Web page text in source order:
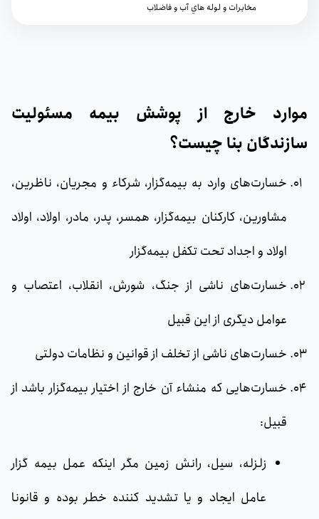
مخابرات و لوله هاي آب و فاضلاب
موارد خارج از پوشش بیمه مسئولیت
سازندگان بنا چیست؟
خسارت‌های وارد به بیمه‌گزار، شرکاء و مجریان، ناظرین،
مشاورین، کارکنان بیمه‌گزار، همسر، پدر، مادر، اولاد، اولاد
اولاد و اجداد تحت تکفل بیمه‌گزار
خسارت‌های ناشی از جنگ، شورش، انقلاب، اعتصاب و
عوامل دیگری از این قبیل
خسارت‌های ناشی از تخلف از قوانین و نظامات دولتی
خسارت‌هایی که منشاء آن خارج از اختیار بیمه‌گزار باشد از
قبیل:
زلزله، سیل، رانش زمین مگر اینکه عمل بیمه گزار
عامل ایجاد و یا تشدید کننده خطر بوده و قانونا